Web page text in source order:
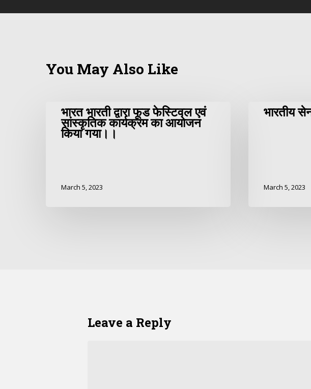
You May Also Like
भारत भारती द्वारा फूड फेस्टिवल एवं
सांस्कृतिक कार्यक्रम का आयोजन
किया गया।।
March 5, 2023
भारतीय
March 5, 2023
Leave a Reply